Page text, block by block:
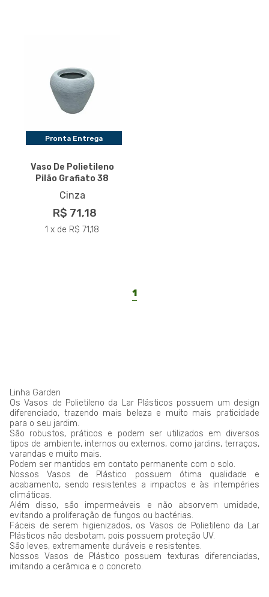
Pronta Entrega
Vaso De Polietileno
Pilão Grafiato 38
Cinza
R$ 71,18
1 x de R$ 71,18
1
Linha Garden
Os Vasos de Polietileno da Lar Plásticos possuem um design
diferenciado, trazendo mais beleza e muito mais praticidade
para o seu jardim.
São robustos, práticos e podem ser utilizados em diversos
tipos de ambiente, internos ou externos, como jardins, terraços,
varandas e muito mais.
Podem ser mantidos em contato permanente com o solo.
Nossos Vasos de Plástico possuem ótima qualidade e
acabamento, sendo resistentes a impactos e às intempéries
climáticas.
Além disso, são impermeáveis e não absorvem umidade,
evitando a proliferação de fungos ou bactérias.
Fáceis de serem higienizados, os Vasos de Polietileno da Lar
Plásticos não desbotam, pois possuem proteção UV.
São leves, extremamente duráveis e resistentes.
Nossos Vasos de Plástico possuem texturas diferenciadas,
imitando a cerâmica e o concreto.